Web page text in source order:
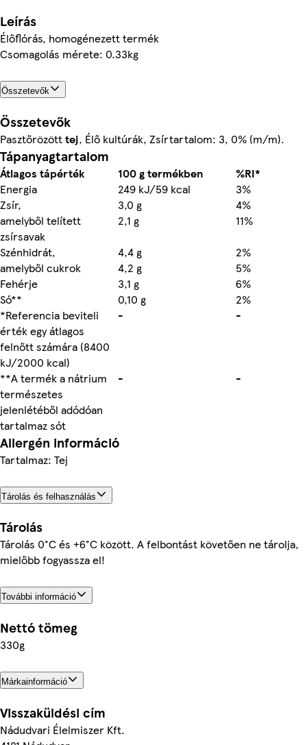
Leírás
Élőflórás, homogénezett termék
Csomagolás mérete: 0.33kg
Összetevők
Összetevők
Pasztőrözötttej, Élő kultúrák, Zsírtartalom: 3, 0% (m/m).
Tápanyagtartalom
Átlagos tápérték 100 g termékben
%RI*
Energia
249 kJ/59 kcal
3%
Zsír,
3,0 g
4%
amelyből telített
zsírsavak
2,1 g
11%
Szénhidrát,
4,4 g
2%
amelyből cukrok
4,2 g
5%
Fehérje
3,1 g
6%
Só**
0,10 g
2%
*Referencia beviteli
érték egy átlagos
felnőtt számára (8400
kJ/2000 kcal)
- -
**A termék a nátrium
természetes
jelenlétéből adódóan
tartalmaz sót
- -
Allergén információ
Tartalmaz: Tej
Tárolás és felhasználás
Tárolás
Tárolás 0°C és +6°C között. A felbontást követően ne tárolja,
mielőbb fogyassza el!
További információ
Nettó tömeg
330g
Márkainformáció
Visszaküldési cím
Nádudvari Élelmiszer Kft.